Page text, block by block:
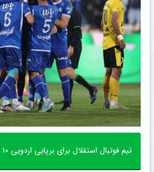
تیم فوتبال استقلال برای برپایی اردویی ۱۰ روزه به ترکیه می‌رود.